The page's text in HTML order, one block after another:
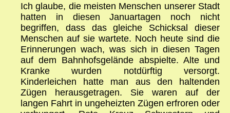
Ich glaube, die meisten Menschen unserer Stadt
hatten in diesen Januartagen noch nicht
begriffen, dass das gleiche Schicksal dieser
Menschen auf sie wartete. Noch heute sind die
Erinnerungen wach, was sich in diesen Tagen
auf dem Bahnhofsgelände abspielte. Alte und
Kranke wurden notdürftig versorgt.
Kinderleichen hatte man aus den haltenden
Zügen herausgetragen. Sie waren auf der
langen Fahrt in ungeheizten Zügen erfroren oder